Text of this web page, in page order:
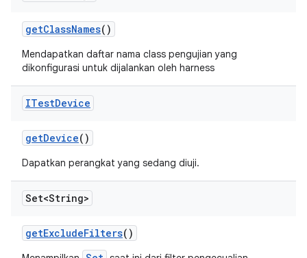
getClassNames()
Mendapatkan daftar nama class pengujian yang
dikonfigurasi untuk dijalankan oleh harness
ITestDevice
getDevice()
Dapatkan perangkat yang sedang diuji.
Set<String>
getExcludeFilters()